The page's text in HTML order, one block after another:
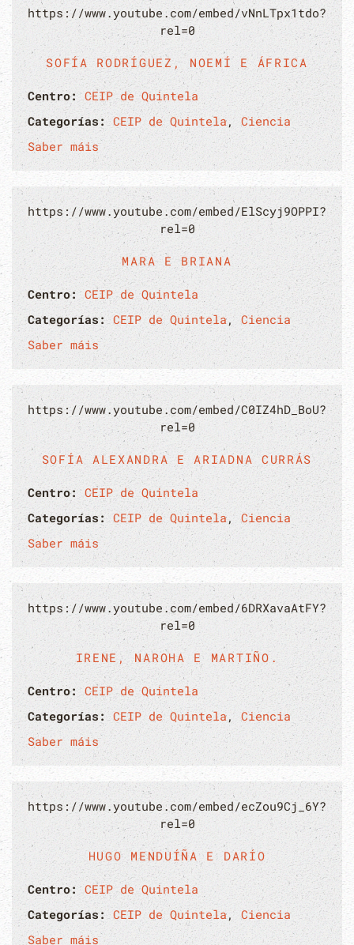
https://www.youtube.com/embed/vNnLTpx1tdo?
rel=0
SOFÍA RODRÍGUEZ, NOEMÍ E ÁFRICA
Centro: CEIP de Quintela
Categorías:CEIP de Quintela, Ciencia
Saber máis
https://www.youtube.com/embed/ElScyj9OPPI?
rel=0
MARA E BRIANA
Centro: CEIP de Quintela
Categorías:CEIP de Quintela, Ciencia
Saber máis
https://www.youtube.com/embed/C0IZ4hD_BoU?
rel=0
SOFÍA ALEXANDRA E ARIADNA CURRÁS
Centro: CEIP de Quintela
Categorías:CEIP de Quintela, Ciencia
Saber máis
https://www.youtube.com/embed/6DRXavaAtFY?
rel=0
IRENE, NAROHA E MARTIÑO.
Centro: CEIP de Quintela
Categorías:CEIP de Quintela, Ciencia
Saber máis
https://www.youtube.com/embed/ecZou9Cj_6Y?
rel=0
HUGO MENDUÍÑA E DARÍO
Centro: CEIP de Quintela
Categorías:CEIP de Quintela, Ciencia
Saber máis